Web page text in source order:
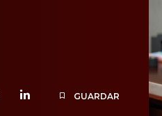
GUARDAR